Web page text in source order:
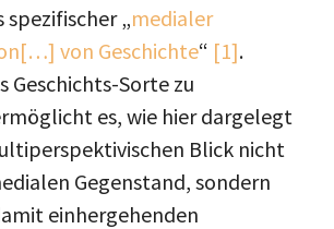
spezifischer „medialer
von Geschichte“ [1].
Geschichts-Sorte zu
es, wie hier dargelegt
Blick nicht
Gegenstand, sondern
einhergehenden